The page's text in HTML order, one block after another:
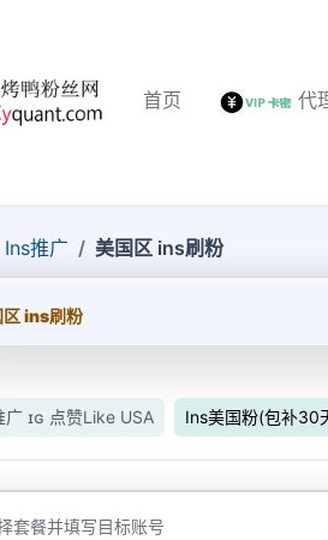
首页 代
Ins推广 美国区 ins刷粉
区 ins刷粉
广 ɪɢ 点赞Like USA Ins美国粉(包补30
套餐并填写目标账号